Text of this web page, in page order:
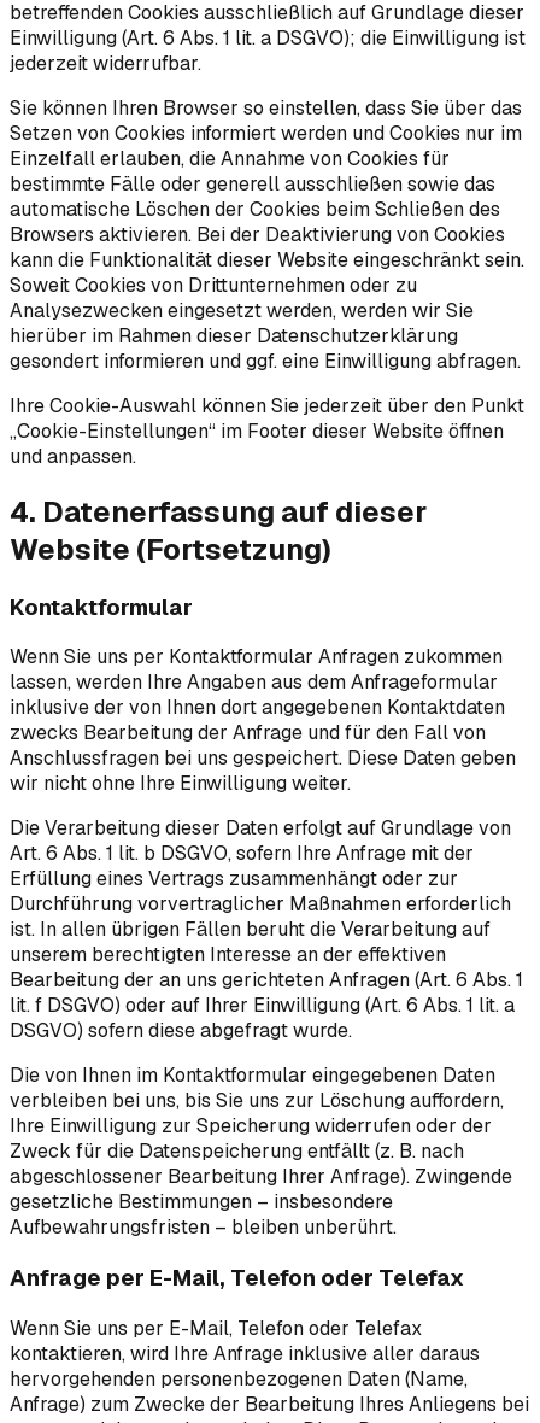
betreffenden Cookies ausschließlich auf Grundlage dieser
Einwilligung (Art. 6 Abs. 1 lit. a DSGVO); die Einwilligung ist
jederzeit widerrufbar.
Sie können Ihren Browser so einstellen, dass Sie über das
Setzen von Cookies informiert werden und Cookies nur im
Einzelfall erlauben, die Annahme von Cookies für
bestimmte Fälle oder generell ausschließen sowie das
automatische Löschen der Cookies beim Schließen des
Browsers aktivieren. Bei der Deaktivierung von Cookies
kann die Funktionalität dieser Website eingeschränkt sein.
Soweit Cookies von Drittunternehmen oder zu
Analysezwecken eingesetzt werden, werden wir Sie
hierüber im Rahmen dieser Datenschutzerklärung
gesondert informieren und ggf. eine Einwilligung abfragen.
Ihre Cookie-Auswahl können Sie jederzeit über den Punkt
„Cookie-Einstellungen“ im Footer dieser Website öffnen
und anpassen.
4. Datenerfassung auf dieser
Website (Fortsetzung)
Kontaktformular
Wenn Sie uns per Kontaktformular Anfragen zukommen
lassen, werden Ihre Angaben aus dem Anfrageformular
inklusive der von Ihnen dort angegebenen Kontaktdaten
zwecks Bearbeitung der Anfrage und für den Fall von
Anschlussfragen bei uns gespeichert. Diese Daten geben
wir nicht ohne Ihre Einwilligung weiter.
Die Verarbeitung dieser Daten erfolgt auf Grundlage von
Art. 6 Abs. 1 lit. b DSGVO, sofern Ihre Anfrage mit der
Erfüllung eines Vertrags zusammenhängt oder zur
Durchführung vorvertraglicher Maßnahmen erforderlich
ist. In allen übrigen Fällen beruht die Verarbeitung auf
unserem berechtigten Interesse an der effektiven
Bearbeitung der an uns gerichteten Anfragen (Art. 6 Abs. 1
lit. f DSGVO) oder auf Ihrer Einwilligung (Art. 6 Abs. 1 lit. a
DSGVO) sofern diese abgefragt wurde.
Die von Ihnen im Kontaktformular eingegebenen Daten
verbleiben bei uns, bis Sie uns zur Löschung auffordern,
Ihre Einwilligung zur Speicherung widerrufen oder der
Zweck für die Datenspeicherung entfällt (z. B. nach
abgeschlossener Bearbeitung Ihrer Anfrage). Zwingende
gesetzliche Bestimmungen – insbesondere
Aufbewahrungsfristen – bleiben unberührt.
Anfrage per E-Mail, Telefon oder Telefax
Wenn Sie uns per E-Mail, Telefon oder Telefax
kontaktieren, wird Ihre Anfrage inklusive aller daraus
hervorgehenden personenbezogenen Daten (Name,
Anfrage) zum Zwecke der Bearbeitung Ihres Anliegens bei